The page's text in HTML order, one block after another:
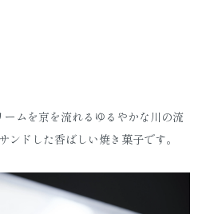
ムを京を流れるゆるやかな川の流
ンドした香ばしい焼き菓子です。